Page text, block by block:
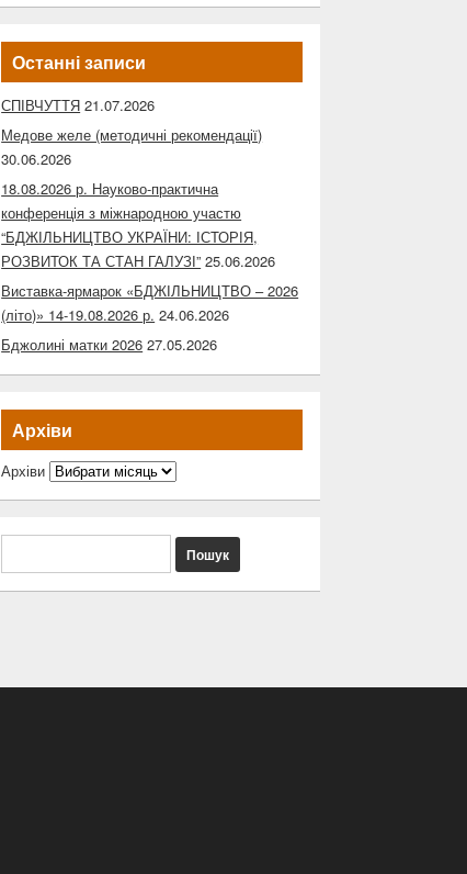
Останні записи
СПІВЧУТТЯ 21.07.2026
Медове желе (методичні рекомендації)
30.06.2026
18.08.2026 р. Науково-практична
конференція з міжнародною участю
“БДЖІЛЬНИЦТВО УКРАЇНИ: ІСТОРІЯ,
РОЗВИТОК ТА СТАН ГАЛУЗІ” 25.06.2026
Виставка-ярмарок «БДЖІЛЬНИЦТВО – 2026
(літо)» 14-19.08.2026 р. 24.06.2026
Бджолині матки 2026 27.05.2026
Архіви
Архіви